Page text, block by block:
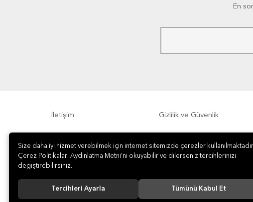
En
İletişim Gizlilik ve Güvenlik
Sıkça Sorulan Sorular Sipariş, Teslimat ve İade
Size daha iyi hizmet verebilmek için internet sitemizde çerezler
Çerez Politikaları Aydınlatma Metni’ni okuyabilir ve dilerseniz tercihlerinizi
değiştirebilirsiniz.
Tercihleri Ayarla Tümünü Kabul Et